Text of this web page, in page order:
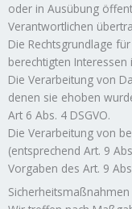
oder in Ausübung
Verantwortlichen
Die Rechtsgrundlage
berechtigten Interessen
Die Verarbeitung von
denen sie ehoben
Art 6 Abs. 4 DSGVO.
Die Verarbeitung von
(entsprechend Art. 9
Vorgaben des Art. 9
Sicherheitsmaßnahmen